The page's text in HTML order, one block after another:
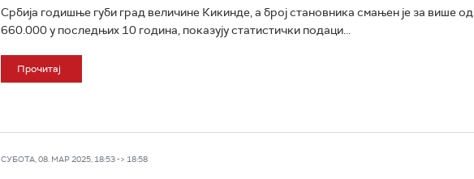
Србија годишње губи град величине Кикинде, а број становника смањен је за више од
660.000 у последњих 10 година, показују статистички подаци...
Прочитај
СУБОТА, 08. МАР 2025, 18:53 -> 18:58